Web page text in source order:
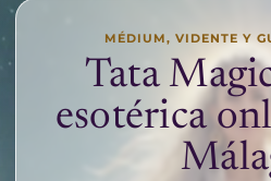
MÉDIUM, VIDENTE Y
Tata
esotérica